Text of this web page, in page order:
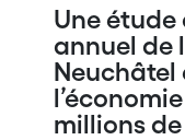
Une
annuel de
Neuchâtel
millions